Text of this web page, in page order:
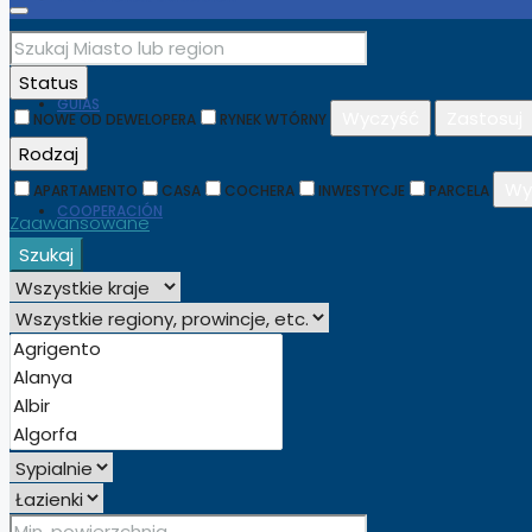
GUÍAS
COOPERACIÓN
ESPAÑOL
Status
NOWE OD DEWELOPERA RYNEK WTÓRNY
Rodzaj
APARTAMENTO CASA COCHERA INWESTYCJE PARCELA
Zaawansowane
Szukaj